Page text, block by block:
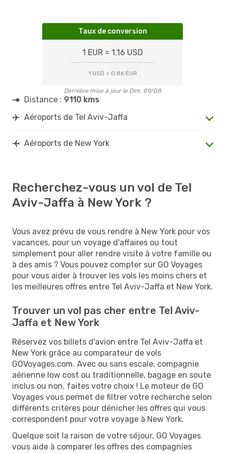
Taux de conversion
1 EUR = 1.16 USD
1 USD = 0.86 EUR
Dernière mise à jour le Dim. 09/08
Distance : 9110 kms
Aéroports de Tel Aviv-Jaffa
Aéroports de New York
Recherchez-vous un vol de Tel
Aviv-Jaffa à New York ?
Vous avez prévu de vous rendre à New York pour vos
vacances, pour un voyage d'affaires ou tout
simplement pour aller rendre visite à votre famille ou
à des amis ? Vous pouvez compter sur GO Voyages
pour vous aider à trouver les vols les moins chers et
les meilleures offres entre Tel Aviv-Jaffa et New York.
Trouver un vol pas cher entre Tel Aviv-
Jaffa et New York
Réservez vos billets d'avion entre Tel Aviv-Jaffa et
New York grâce au comparateur de vols
GOVoyages.com. Avec ou sans escale, compagnie
aérienne low cost ou traditionnelle, bagage en soute
inclus ou non, faites votre choix ! Le moteur de GO
Voyages vous permet de filtrer votre recherche selon
différents critères pour dénicher les offres qui vous
correspondent pour votre voyage à New York.
Quelque soit la raison de votre séjour, GO Voyages
vous aide à comparer les offres des compagnies